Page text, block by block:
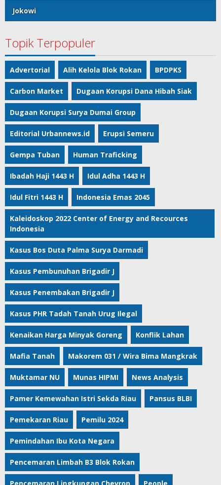
Jokowi
Topik Terpopuler
Advertorial Alih Kelola Blok Rokan BPDPKS
Carbon Market Dugaan Korupsi Dana Hibah Siak
Dugaan Korupsi Surya Dumai Group
Editorial Urbannews.id Erupsi Semeru
Gempa Tuban Human Traficking
Ibadah Haji 1443 H Idul Adha 1443 H
Idul Fitri 1443 H Indonesia Emas 2045
Kaleidoskop 2022 Center of Energy and Recources
Indonesia
Kasus Bos Duta Palma Surya Darmadi
Kasus Pembunuhan Brigadir J
Kasus Penembakan Brigadir J
Kasus PHR Tadah Tanah Urug Ilegal
Kenaikan Harga Minyak Goreng Konflik Lahan
Mafia Tanah Makorem 031 / Wira Bima Mangkrak
Muktamar NU Munas HIPMI News Analysis
Pamer Kemewahan Istri Sekda Riau Pansus BLBI
Pemekaran Riau Pemilu 2024
Pemindahan Ibu Kota Negara
Pencemaran Limbah B3 Blok Rokan